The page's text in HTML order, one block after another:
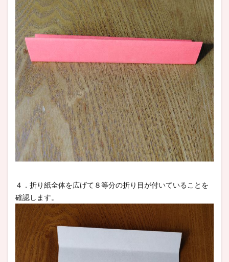
４．折り紙全体を広げて８等分の折り目が付いていることを
確認します。